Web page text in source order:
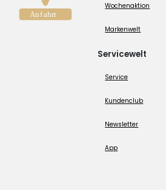
Wochenaktion
Markenwelt
Servicewelt
Service
Kundenclub
Newsletter
App